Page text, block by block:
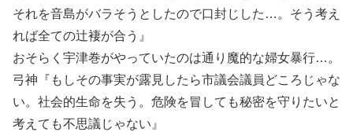
それを音島がバラそうとしたので口封じした…。そう考え
れば全ての辻褄が合う』
おそらく宇津巻がやっていたのは通り魔的な婦女暴行…。
弓神『もしその事実が露見したら市議会議員どころじゃな
い。社会的生命を失う。危険を冒しても秘密を守りたいと
考えても不思議じゃない』